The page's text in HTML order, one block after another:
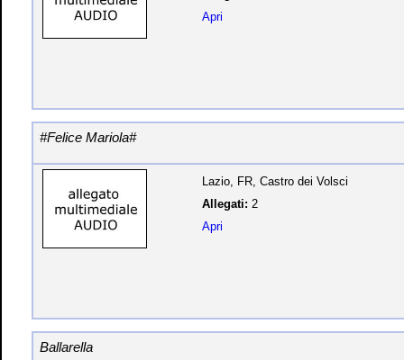
Apri
#Felice Mariola#
Lazio, FR, Castro dei Volsci
Allegati: 2
Apri
Ballarella